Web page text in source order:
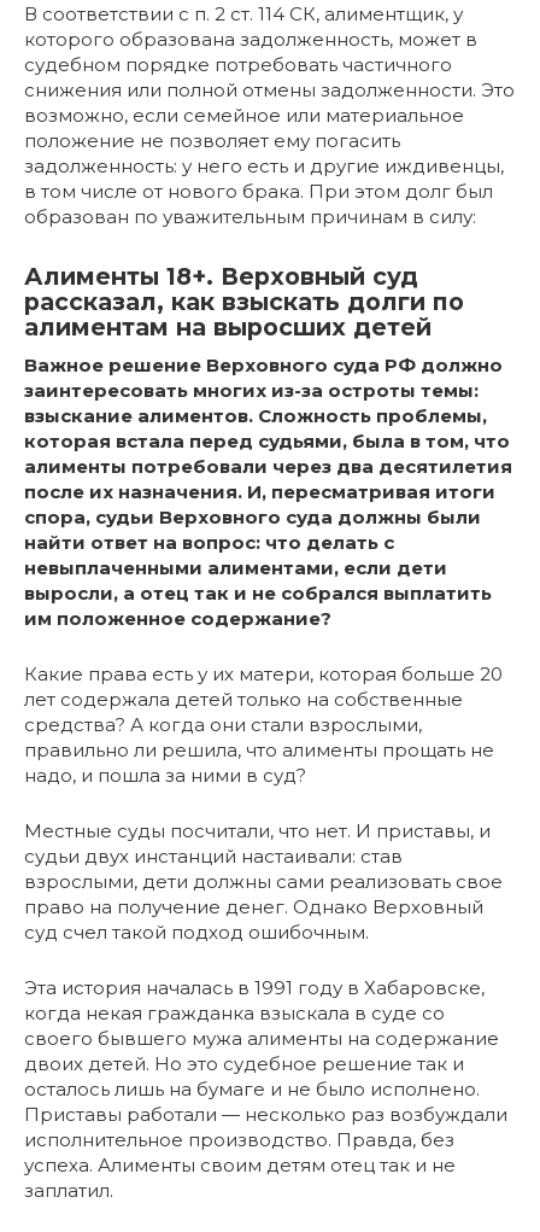
В соответствии с п. 2 ст. 114 СК, алиментщик, у
которого образована задолженность, может в
судебном порядке потребовать частичного
снижения или полной отмены задолженности. Это
возможно, если семейное или материальное
положение не позволяет ему погасить
задолженность: у него есть и другие иждивенцы,
в том числе от нового брака. При этом долг был
образован по уважительным причинам в силу:
Алименты 18+. Верховный суд
рассказал, как взыскать долги по
алиментам на выросших детей
Важное решение Верховного суда РФ должно
заинтересовать многих из-за остроты темы:
взыскание алиментов. Сложность проблемы,
которая встала перед судьями, была в том, что
алименты потребовали через два десятилетия
после их назначения. И, пересматривая итоги
спора, судьи Верховного суда должны были
найти ответ на вопрос: что делать с
невыплаченными алиментами, если дети
выросли, а отец так и не собрался выплатить
им положенное содержание?
Какие права есть у их матери, которая больше 20
лет содержала детей только на собственные
средства? А когда они стали взрослыми,
правильно ли решила, что алименты прощать не
надо, и пошла за ними в суд?
Местные суды посчитали, что нет. И приставы, и
судьи двух инстанций настаивали: став
взрослыми, дети должны сами реализовать свое
право на получение денег. Однако Верховный
суд счел такой подход ошибочным.
Эта история началась в 1991 году в Хабаровске,
когда некая гражданка взыскала в суде со
своего бывшего мужа алименты на содержание
двоих детей. Но это судебное решение так и
осталось лишь на бумаге и не было исполнено.
Приставы работали — несколько раз возбуждали
исполнительное производство. Правда, без
успеха. Алименты своим детям отец так и не
заплатил.